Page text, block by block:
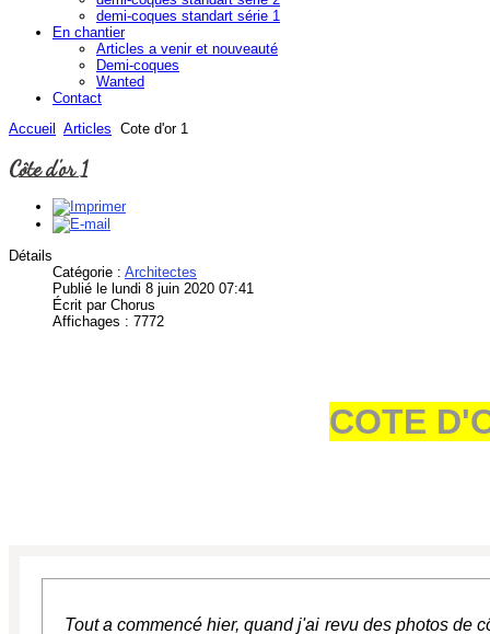
demi-coques standart série 1
En chantier
Articles a venir et nouveauté
Demi-coques
Wanted
Contact
Accueil
Articles Cote d'or 1
Côte d'or 1
Détails
Catégorie : Architectes
Publié le lundi 8 juin 2020 07:41
Écrit par Chorus
Affichages : 7772
COTE
Tout a commencé hier, quand j'ai revu des photos de